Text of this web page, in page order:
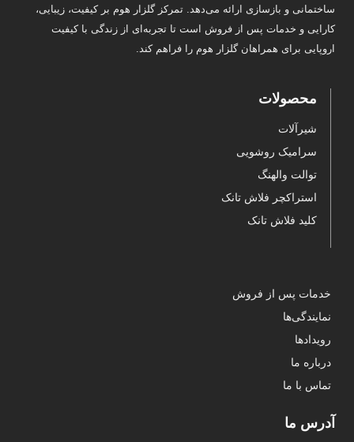
آدرس ما
ساختمانی و بازسازی ارائه می‌دهد. تمرکز گلزار هوم بر کیفیت، زیبایی،
کارایی و خدمات پس از فروش است تا تجربه‌ای از زندگی با کیفیت
اروپایی برای همراهان گلزار هوم را فراهم کند.
خدمات پس از فروش
نمایندگی‌ها
رویدادها
درباره ما
تماس با ما
محصولات
شیرآلات
سرامیک روشویی
توالت والهنگ
استراکچر فلاش تانک
کلید فلاش تانک